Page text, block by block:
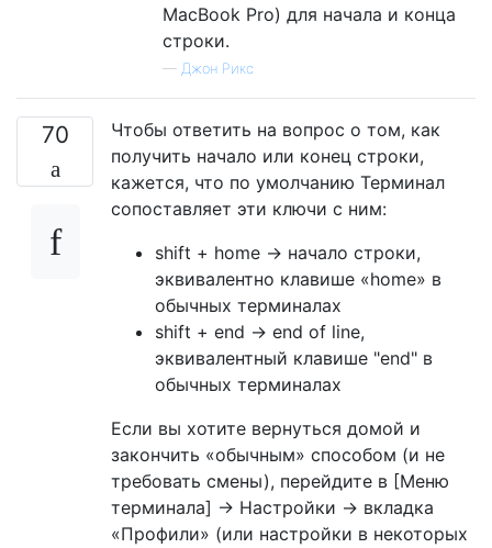
MacBook Pro) для начала и конца
строки.
— Джон Рикс
70
Чтобы ответить на вопрос о том, как
получить начало или конец строки,
кажется, что по умолчанию Терминал
сопоставляет эти ключи с ним:
shift + home → начало строки,
эквивалентно клавише «home» в
обычных терминалах
shift + end → end of line,
эквивалентный клавише "end" в
обычных терминалах
Если вы хотите вернуться домой и
закончить «обычным» способом (и не
требовать смены), перейдите в [Меню
терминала] → Настройки → вкладка
«Профили» (или настройки в некоторых